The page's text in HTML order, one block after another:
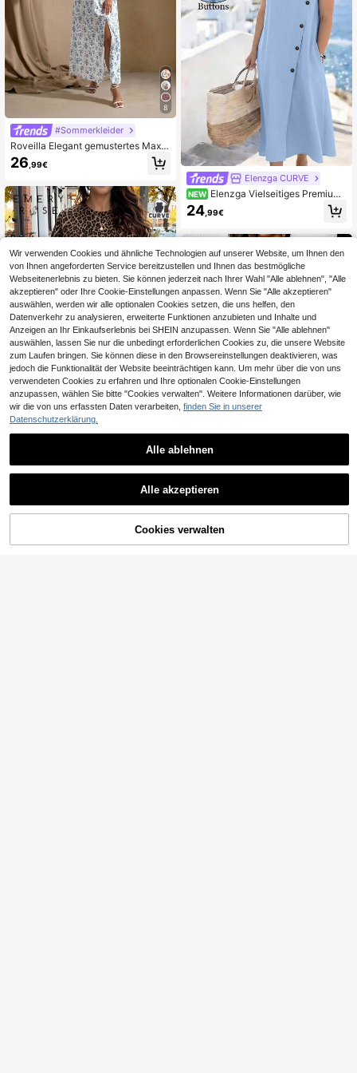
8
#Sommerkleider
Roveilla Elegant gemustertes Maxik
leid mit hohem Schlitz in großen Gr
ößen für den Sommer
26 ,99€
EMERY ROSE Große Größen Somm
er Lässig Leopard Muster Buchstab
Elenzga CURVE
NEW Elenzga Vielseitiges Premium-
Kleid in großen Größen mit Leinen-
Optik und Knopfdekor
24 ,99€
Breezaya CURVE
Breezaya Große Größen Sommer L
V-Ausschnitt, Kurzarm
17,99€
JETZT EINKAUFEN
Wir verwenden Cookies und ähnliche Technologien auf unserer Website, um Ihnen den
von Ihnen angeforderten Service bereitzustellen und Ihnen das bestmögliche
Webseitenerlebnis zu bieten. Sie können jederzeit nach Ihrer Wahl "Alle ablehnen", "Alle
akzeptieren" oder Ihre Cookie-Einstellungen anpassen. Wenn Sie "Alle akzeptieren"
auswählen, werden wir alle optionalen Cookies setzen, die uns helfen, den
Datenverkehr zu analysieren, erweiterte Funktionen anzubieten und Inhalte und
Anzeigen an Ihr Einkaufserlebnis bei SHEIN anzupassen. Wenn Sie "Alle ablehnen"
auswählen, lassen Sie nur die unbedingt erforderlichen Cookies zu, die unsere Website
zum Laufen bringen. Sie können diese in den Browsereinstellungen deaktivieren, was
jedoch die Funktionalität der Website beeinträchtigen kann. Um mehr über die von uns
verwendeten Cookies zu erfahren und Ihre optionalen Cookie-Einstellungen
anzupassen, wählen Sie bitte "Cookies verwalten". Weitere Informationen darüber, wie
wir die von uns erfassten Daten verarbeiten, finden Sie in unserer
Datenschutzerklärung.
Alle ablehnen
Alle akzeptieren
Cookies verwalten